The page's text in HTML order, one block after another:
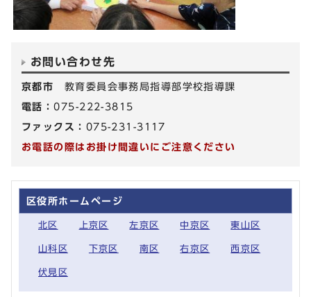
お問い合わせ先
京都市 教育委員会事務局指導部学校指導課
電話：075-222-3815
ファックス： 075-231-3117
お電話の際はお掛け間違いにご注意ください
区役所ホームページ
北区 上京区 左京区 中京区 東山区
山科区 下京区 南区 右京区 西京区
伏見区